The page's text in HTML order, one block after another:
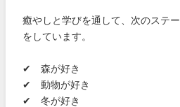
癒やしと学びを通して、次のステ
をしています。
✔ 森が好き
✔ 動物が好き
✔ 冬が好き